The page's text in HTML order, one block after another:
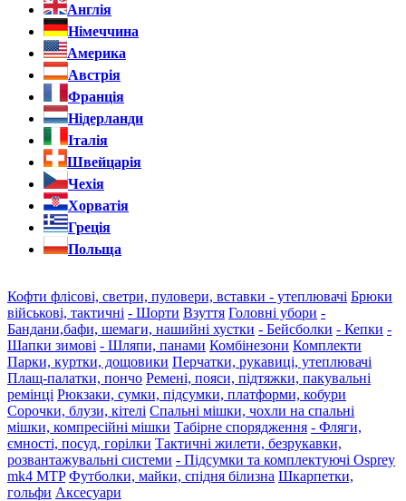
Англія
Німеччина
Америка
Австрія
Франція
Нідерланди
Італія
Швейцарія
Чехія
Хорватія
Греція
Польща
Кофти флісові, светри, пуловери, вставки - утеплювачі Брюки
військові, тактичні - Шорти Взуття Головні убори -
Бандани,бафи, шемаги, нашийні хустки - Бейсболки - Кепки -
Шапки зимові - Шляпи, панами Комбінезони Комплекти
Парки, куртки, дощовики Перчатки, рукавиці, утеплювачі
Плащ-палатки, пончо Ремені, пояси, підтяжки, пакувальні
ремінці Рюкзаки, сумки, підсумки, платформи, кобури
Сорочки, блузи, кітелі Спальні мішки, чохли на спальні
мішки, компресійні мішки Табірне спорядження - Фляги,
ємності, посуд, горілки Тактичні жилети, безрукавки,
розвантажувальні системи - Підсумки та комплектуючі Osprey
mk4 MTP Футболки, майки, спідня білизна Шкарпетки,
гольфи Аксесуари